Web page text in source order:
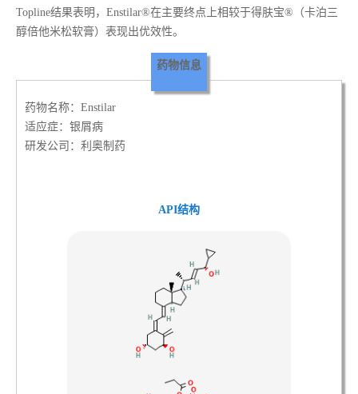
Topline结果表明，Enstilar®在主要终点上相较于得肤宝®（卡泊三
醇倍他米松软膏）表现出优效性。
药物信息
药物名称：Enstilar
适应症：银屑病
研发公司：利奥制药
API结构